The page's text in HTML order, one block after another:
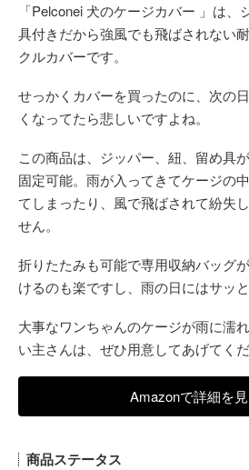
「Pelconei 犬のケージカバー 」は
具付きだから強風でも飛ばされない
クルカバーです。
せっかくカバーを買ったのに、次の
くなってたら悲しいですよね。
この商品は、ジッパー、紐、留め具
固定可能。雨が入ってきてケージの
てしまったり、風で飛ばされて紛失
せん。
折りたたみも可能で専用収納バッグ
けるのも楽ですし、雨の日にはサッ
大事なワンちゃんのケージが雨に濡
い主さんは、ぜひ用意してあげてくだ
Amazonで詳細を
商品ステータス